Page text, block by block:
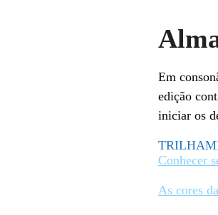
Em
edição
iniciar os
Conhecer
As cores